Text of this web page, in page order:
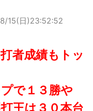
15(日)23:52:52
者成績もトッ
で１３勝や
王は３０本台